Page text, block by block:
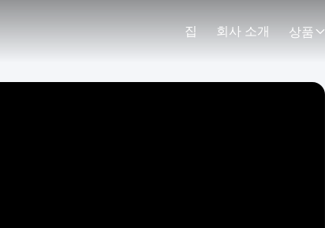
집 회사 소개 상품